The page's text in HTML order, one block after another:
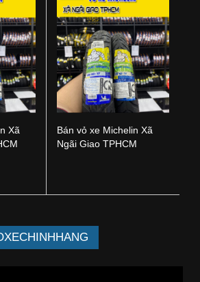
Xã
Bán vỏ xe Michelin Xã
Ngãi Giao TPHCM